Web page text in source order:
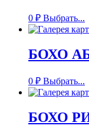
0 ₽ Выбрать...
БОХО
0 ₽ Выбрать...
БОХО